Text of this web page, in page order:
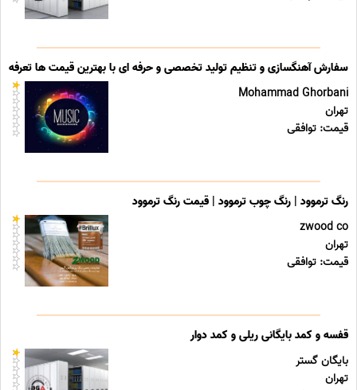
سفارش آهنگسازی و تنظیم تولید تخصصی و حرفه ای با بهترین قیمت ها تعرفه
Mohammad Ghorbani
تهران
قیمت: توافقی
رنگ ترموود | رنگ چوب ترموود | قیمت رنگ ترموود
zwood co
تهران
قیمت: توافقی
قفسه و کمد بایگانی ریلی و کمد دوار
بایگان گستر
تهران